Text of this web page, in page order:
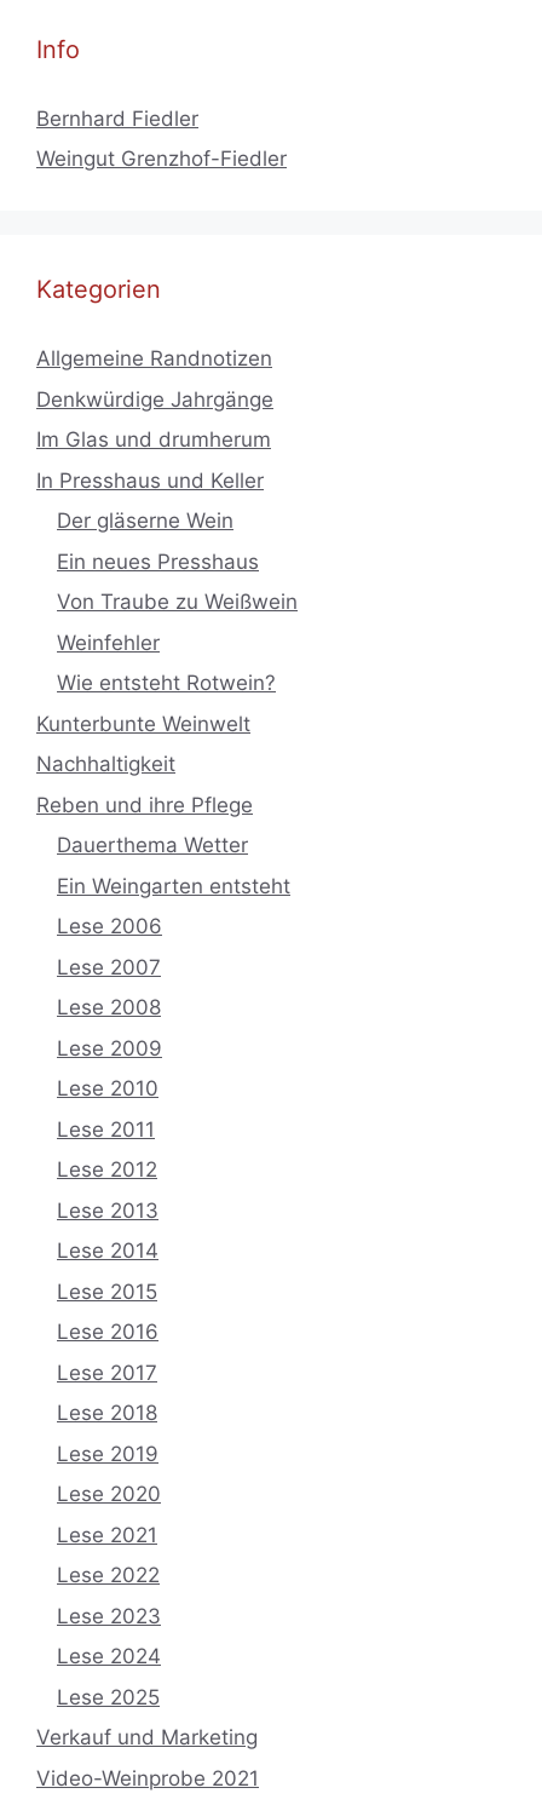
Info
Bernhard Fiedler
Weingut Grenzhof-Fiedler
Kategorien
Allgemeine Randnotizen
Denkwürdige Jahrgänge
Im Glas und drumherum
In Presshaus und Keller
Der gläserne Wein
Ein neues Presshaus
Von Traube zu Weißwein
Weinfehler
Wie entsteht Rotwein?
Kunterbunte Weinwelt
Nachhaltigkeit
Reben und ihre Pflege
Dauerthema Wetter
Ein Weingarten entsteht
Lese 2006
Lese 2007
Lese 2008
Lese 2009
Lese 2010
Lese 2011
Lese 2012
Lese 2013
Lese 2014
Lese 2015
Lese 2016
Lese 2017
Lese 2018
Lese 2019
Lese 2020
Lese 2021
Lese 2022
Lese 2023
Lese 2024
Lese 2025
Verkauf und Marketing
Video-Weinprobe 2021